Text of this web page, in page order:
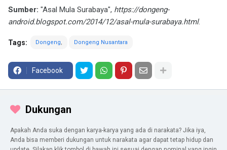
Sumber: "Asal Mula Surabaya", https://dongeng-
android.blogspot.com/2014/12/asal-mula-surabaya.html.
Tags: Dongeng Dongeng Nusantara
Facebook
Dukungan
Apakah Anda suka dengan karya-karya yang ada di narakata? Jika iya,
Anda bisa memberi dukungan untuk narakata agar dapat tetap hidup dan